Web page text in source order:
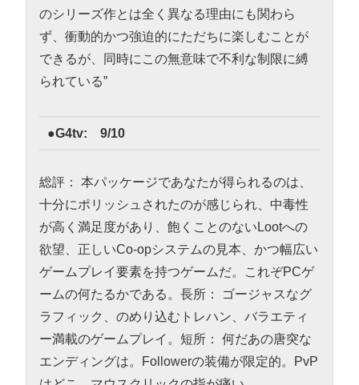
のシリーズ作とは全く異なる理由にも関わら
ず、衝動的かつ強迫的にただちに楽しむことが
できるが、同時にこの無意味で不利な制限に縛
られている”
●G4tv: 9/10
総評： 本パッケージであなたが得られるのは、
十分にポリッシュされたのが感じられ、中毒性
が高く満足度があり、飽くことのないLootへの
欲望、正しいCo-opシステムの見本、かつ幅広い
ゲームプレイ要素を持つゲームだ。これぞPCゲ
ームの何たるかである。長所： ゴージャスなグ
ラフィック、のめり込むトレハン、バラエティ
ー満載のゲームプレイ。短所： 何だあの唐突な
エンディングは。Followerの装備が限定的。PvP